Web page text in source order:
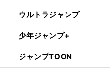
ウルトラジャンプ
少年ジャンプ+
ジャンプTOON